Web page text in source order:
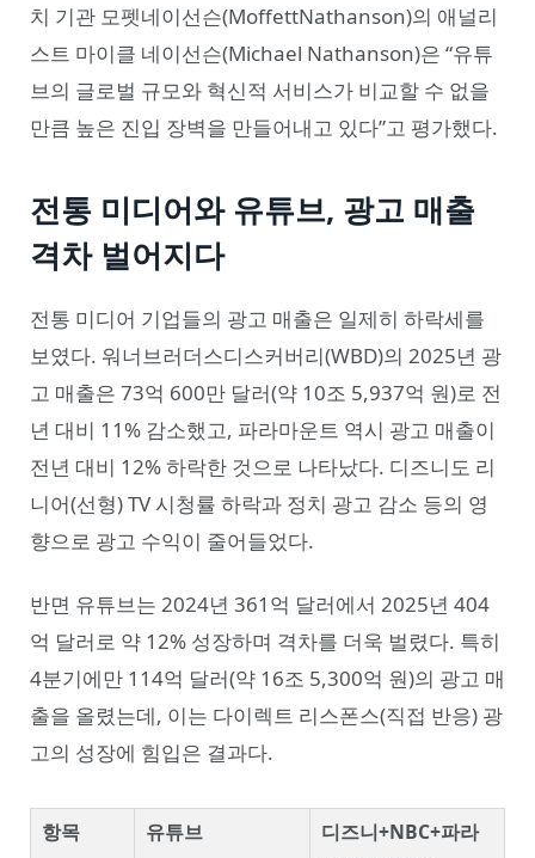
치 기관 모펫네이선슨(MoffettNathanson)의 애널리
스트 마이클 네이선슨(Michael Nathanson)은 “유튜
브의 글로벌 규모와 혁신적 서비스가 비교할 수 없을
만큼 높은 진입 장벽을 만들어내고 있다”고 평가했다.
전통 미디어와 유튜브, 광고 매출
격차 벌어지다
전통 미디어 기업들의 광고 매출은 일제히 하락세를
보였다. 워너브러더스디스커버리(WBD)의 2025년 광
고 매출은 73억 600만 달러(약 10조 5,937억 원)로 전
년 대비 11% 감소했고, 파라마운트 역시 광고 매출이
전년 대비 12% 하락한 것으로 나타났다. 디즈니도 리
니어(선형) TV 시청률 하락과 정치 광고 감소 등의 영
향으로 광고 수익이 줄어들었다.
반면 유튜브는 2024년 361억 달러에서 2025년 404
억 달러로 약 12% 성장하며 격차를 더욱 벌렸다. 특히
4분기에만 114억 달러(약 16조 5,300억 원)의 광고 매
출을 올렸는데, 이는 다이렉트 리스폰스(직접 반응) 광
고의 성장에 힘입은 결과다.
항목 유튜브
디즈니+NBC+파라